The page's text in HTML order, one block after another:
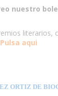
nuestro
literarios,
Pulsa aqui
ORTIZ DE